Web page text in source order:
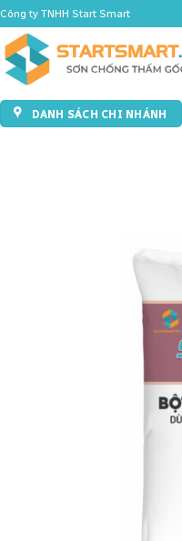
Công ty TNHH Start Smart
DANH SÁCH CHI NHÁNH